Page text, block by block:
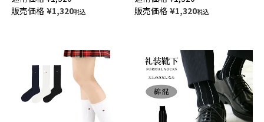
両面刺繍 レディース ハイソッ
クス 【365日最短翌日発送】
販売価格 ¥1,320税込
両面刺繍 レディース ハイソッ
クス 【365日最短翌日発送】
販売価格 ¥1,320税込